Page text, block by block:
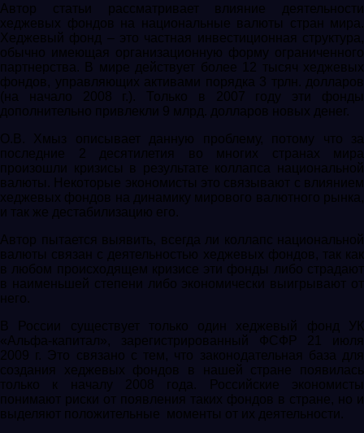
Автор статьи рассматривает влияние деятельности
хеджевых фондов на национальные валюты стран мира.
Хеджевый фонд – это частная инвестиционная структура,
обычно имеющая организационную форму ограниченного
партнерства. В мире действует более 12 тысяч хеджевых
фондов, управляющих активами порядка 3 трлн. долларов
(на начало 2008 г.). Только в 2007 году эти фонды
дополнительно привлекли 9 млрд. долларов новых денег.
О.В. Хмыз описывает данную проблему, потому что за
последние 2 десятилетия во многих странах мира
произошли кризисы в результате коллапса национальной
валюты. Некоторые экономисты это связывают с влиянием
хеджевых фондов на динамику мирового валютного рынка,
и так же дестабилизацию его.
Автор пытается выявить, всегда ли коллапс национальной
валюты связан с деятельностью хеджевых фондов, так как
в любом происходящем кризисе эти фонды либо страдают
в наименьшей степени либо экономически выигрывают от
него.
В России существует только один хеджевый фонд УК
«Альфа-капитал», зарегистрированный ФСФР 21 июля
2009 г. Это связано с тем, что законодательная база для
создания хеджевых фондов в нашей стране появилась
только к началу 2008 года. Российские экономисты
понимают риски от появления таких фондов в стране, но и
выделяют положительные моменты от их деятельности.